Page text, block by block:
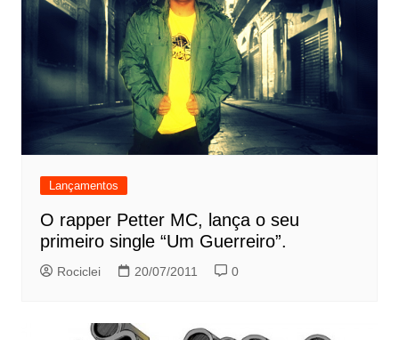
Lançamentos
O rapper Petter MC, lança o seu
primeiro single “Um Guerreiro”.
Rociclei 20/07/2011 0